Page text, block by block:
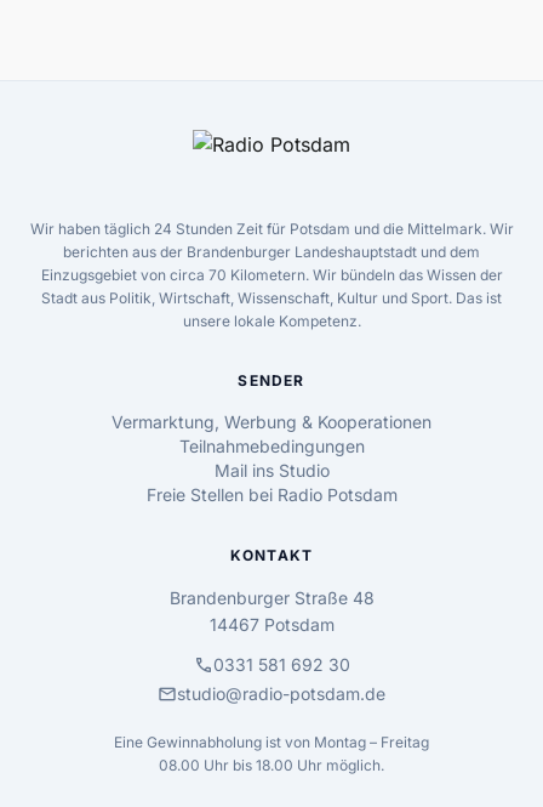
Wir haben täglich 24 Stunden Zeit für Potsdam und die Mittelmark. Wir
berichten aus der Brandenburger Landeshauptstadt und dem
Einzugsgebiet von circa 70 Kilometern. Wir bündeln das Wissen der
Stadt aus Politik, Wirtschaft, Wissenschaft, Kultur und Sport. Das ist
unsere lokale Kompetenz.
SENDER
Vermarktung, Werbung & Kooperationen
Teilnahmebedingungen
Mail ins Studio
Freie Stellen bei Radio Potsdam
KONTAKT
Brandenburger Straße 48
14467 Potsdam
call0331 581 692 30
mailstudio@radio-potsdam.de
Eine Gewinnabholung ist von Montag – Freitag
08.00 Uhr bis 18.00 Uhr möglich.